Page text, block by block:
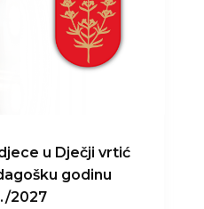
u Dječji vrtić
godinu
2027